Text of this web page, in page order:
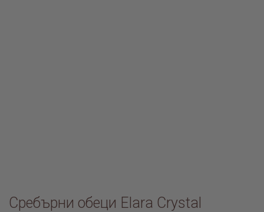
Сребърни обеци Elara Crystal